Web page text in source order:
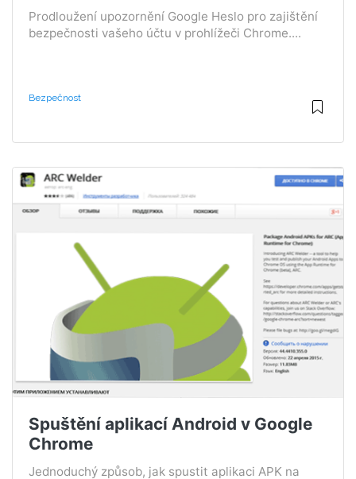
Prodloužení upozornění Google Heslo pro zajištění
bezpečnosti vašeho účtu v prohlížeči Chrome....
Bezpečnost
Spuštění aplikací Android v Google
Chrome
Jednoduchý způsob, jak spustit aplikaci APK na